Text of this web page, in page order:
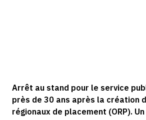
Arrêt au stand pour le service
près de 30 ans après la création
régionaux de placement (ORP).